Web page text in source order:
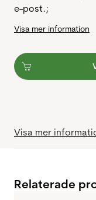
e-post.;
Visa mer information
Visa mer
Relaterade